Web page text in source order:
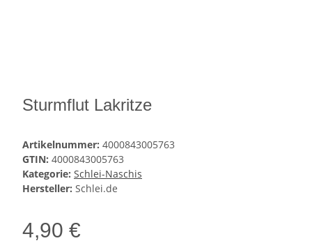
Sturmflut Lakritze
Artikelnummer: 4000843005763
GTIN: 4000843005763
Kategorie: Schlei-Naschis
Hersteller: Schlei.de
4,90 €